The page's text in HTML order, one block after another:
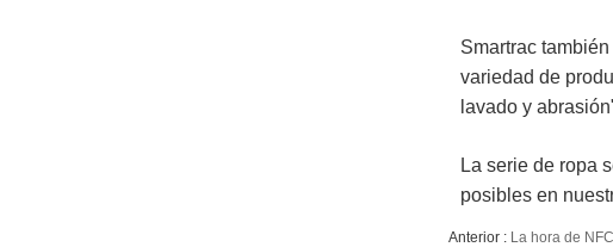
Smartrac
variedad de
lavado y
La serie de ropa
posibles en
Anterior : La hora de